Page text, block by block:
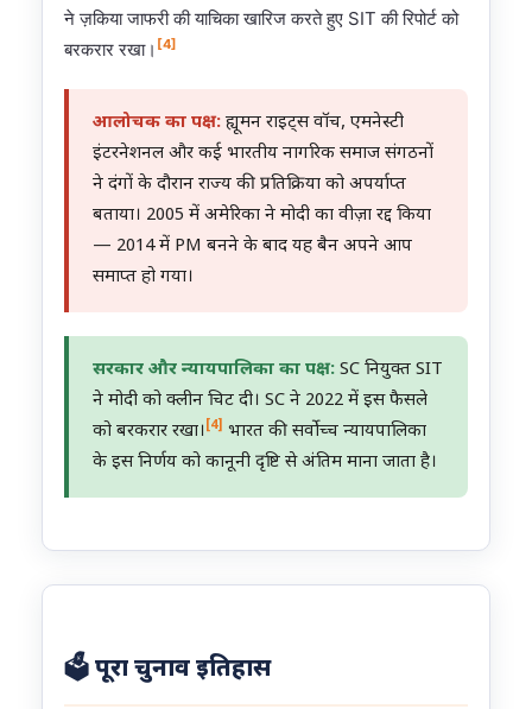
ने ज़किया जाफरी की याचिका खारिज करते हुए SIT की रिपोर्ट को
बरकरार रखा। [4]
आलोचक का पक्ष: ह्यूमन राइट्स वॉच, एमनेस्टी
इंटरनेशनल और कई भारतीय नागरिक समाज संगठनों
ने दंगों के दौरान राज्य की प्रतिक्रिया को अपर्याप्त
बताया। 2005 में अमेरिका ने मोदी का वीज़ा रद्द किया
— 2014 में PM बनने के बाद यह बैन अपने आप
समाप्त हो गया।
सरकार और न्यायपालिका का पक्ष: SC नियुक्त SIT
ने मोदी को क्लीन चिट दी। SC ने 2022 में इस फैसले
को बरकरार रखा। [4] भारत की सर्वोच्च न्यायपालिका
के इस निर्णय को कानूनी दृष्टि से अंतिम माना जाता है।
🗳️ पूरा चुनाव इतिहास